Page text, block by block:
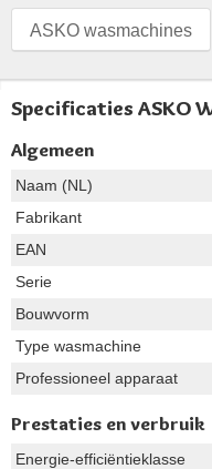
ASKO wasmachines
Specificaties ASKO
Algemeen
Naam (NL)
Fabrikant
EAN
Serie
Bouwvorm
Type wasmachine
Professioneel apparaat
Prestaties en verbruik
Energie-efficiëntieklasse